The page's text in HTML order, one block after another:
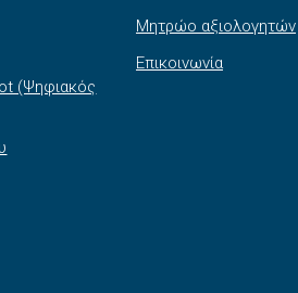
(Ψηφιακός
Μητρώο αξιολογητών
Επικοινωνία